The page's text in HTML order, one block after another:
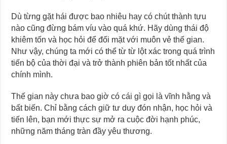
Dù từng gặt hái được bao nhiêu hay có chút thành tựu
nào cũng đừng bám víu vào quá khứ. Hãy dùng thái độ
khiêm tốn và học hỏi để đối mặt với muôn vẻ thế gian.
Như vậy, chúng ta mới có thể từ từ lột xác trong quá trình
tiến bộ của thời đại và trở thành phiên bản tốt nhất của
chính mình.
Thế gian này chưa bao giờ có cái gì gọi là vĩnh hằng và
bất biến. Chỉ bằng cách giữ tư duy đón nhận, học hỏi và
tiến lên, bạn mới thực sự mở ra cuộc đời hạnh phúc,
những năm tháng tràn đầy yêu thương.